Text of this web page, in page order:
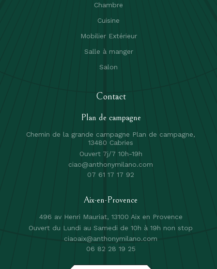
Chambre
Cuisine
Mobilier Extérieur
Salle à manger
Salon
Contact
Plan de campagne
Chemin de la grande campagne Plan de campagne,
13480 Cabries
Ouvert 7j/7 10h-19h
ciao@anthonymilano.com
07 61 17 17 92
Aix-en-Provence
496 av Henri Mauriat, 13100 Aix en Provence
Ouvert du Lundi au Samedi de 10h à 19h non stop
ciaoaix@anthonymilano.com
06 82 28 19 25